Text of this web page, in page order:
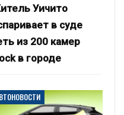
Уичито
в суде
из 200 камер
в городе